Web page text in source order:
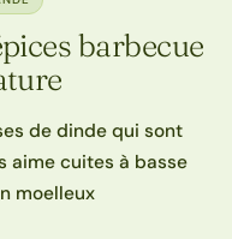
barbecue
de dinde qui sont
aime cuites à basse
moelleux